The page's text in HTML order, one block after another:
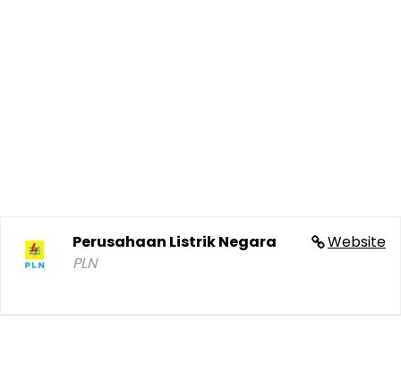
Website
Perusahaan Listrik Negara
PLN